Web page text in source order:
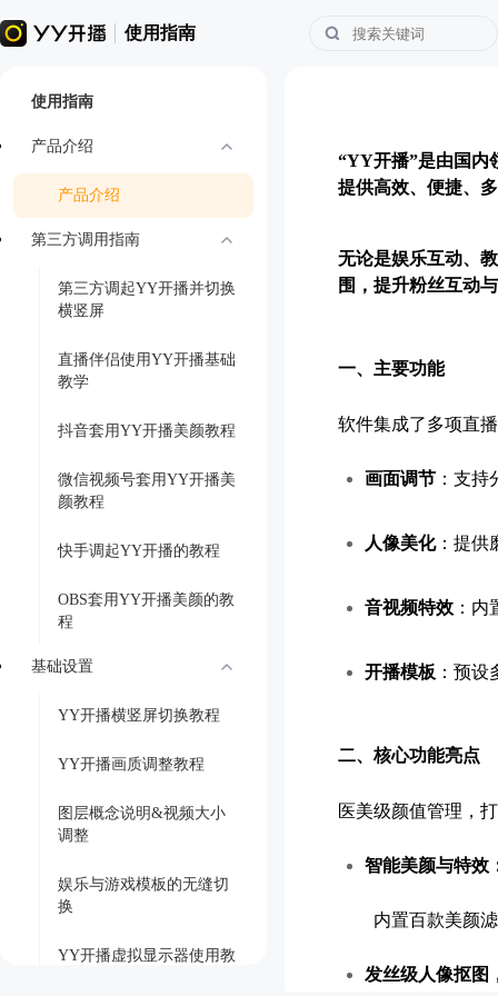
使用指南
使用指南
产品介绍
产品介绍
第三方调用指南
第三方调起YY开播并切换
横竖屏
直播伴侣使用YY开播基础
教学
抖音套用YY开播美颜教程
微信视频号套用YY开播美
颜教程
快手调起YY开播的教程
OBS套用YY开播美颜的教
程
基础设置
YY开播横竖屏切换教程
YY开播画质调整教程
图层概念说明&视频大小
调整
娱乐与游戏模板的无缝切
换
YY开播虚拟显示器使用教
“YY开播”是由国内
提供高效、便捷、
无论是娱乐互动、
围，提升粉丝互动
一、主要功能
软件集成了多项直
画面调节 ：支
人像美化：提供
音视频特效 ：
开播模板 ：预
二、核心功能亮点
医美级颜值管理，
智能美颜与特效
内置百款美颜
发丝级人像抠图